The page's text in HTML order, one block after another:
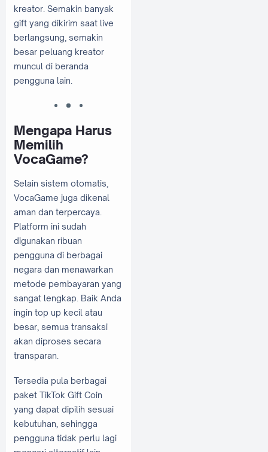
kreator. Semakin banyak
gift yang dikirim saat live
berlangsung, semakin
besar peluang kreator
muncul di beranda
pengguna lain.
Mengapa Harus
Memilih
VocaGame?
Selain sistem otomatis,
VocaGame juga dikenal
aman dan terpercaya.
Platform ini sudah
digunakan ribuan
pengguna di berbagai
negara dan menawarkan
metode pembayaran yang
sangat lengkap. Baik Anda
ingin top up kecil atau
besar, semua transaksi
akan diproses secara
transparan.
Tersedia pula berbagai
paket TikTok Gift Coin
yang dapat dipilih sesuai
kebutuhan, sehingga
pengguna tidak perlu lagi